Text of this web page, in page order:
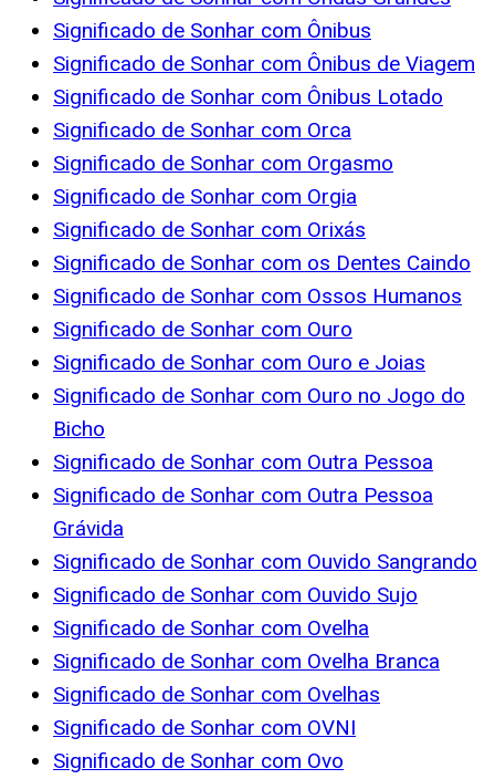
Significado de Sonhar com Ônibus
Significado de Sonhar com Ônibus de Viagem
Significado de Sonhar com Ônibus Lotado
Significado de Sonhar com Orca
Significado de Sonhar com Orgasmo
Significado de Sonhar com Orgia
Significado de Sonhar com Orixás
Significado de Sonhar com os Dentes Caindo
Significado de Sonhar com Ossos Humanos
Significado de Sonhar com Ouro
Significado de Sonhar com Ouro e Joias
Significado de Sonhar com Ouro no Jogo do
Bicho
Significado de Sonhar com Outra Pessoa
Significado de Sonhar com Outra Pessoa
Grávida
Significado de Sonhar com Ouvido Sangrando
Significado de Sonhar com Ouvido Sujo
Significado de Sonhar com Ovelha
Significado de Sonhar com Ovelha Branca
Significado de Sonhar com Ovelhas
Significado de Sonhar com OVNI
Significado de Sonhar com Ovo